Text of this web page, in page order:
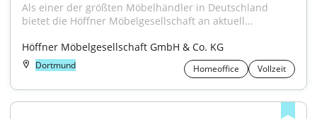
Als einer der größten Möbelhändler in Deutschland
bietet die Höffner Möbelgesellschaft an aktuell...
Höffner Möbelgesellschaft GmbH & Co. KG
Dortmund Homeoffice Vollzeit